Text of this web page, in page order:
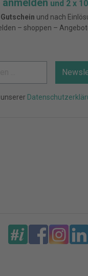
und 2 x
und nach
– shoppen –